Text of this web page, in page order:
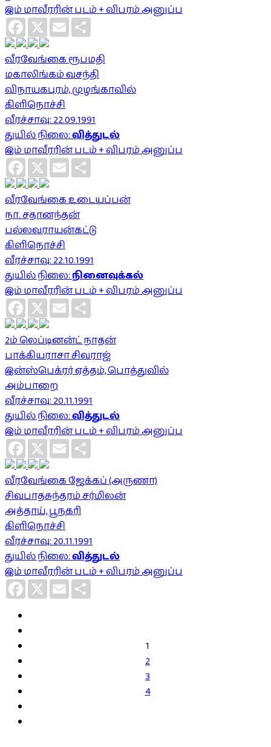
இம் மாவீரரின் படம் + விபரம் அனுப்ப
Facebook
X Email
வீரவேங்கை ரூபமதி
மகாலிங்கம் வசந்தி
விநாயகபுரம், முழங்காவில்
கிளிநொச்சி
வீரச்சாவு: 22.09.1991
துயில் நிலை:வித்துடல்
இம் மாவீரரின் படம் + விபரம் அனுப்ப
Facebook
X Email
வீரவேங்கை உடையப்பன்
நா. சதானந்தன்
பல்லவராயன்கட்டு
கிளிநொச்சி
வீரச்சாவு: 22.10.1991
துயில் நிலை:நினைவுக்கல்
இம் மாவீரரின் படம் + விபரம் அனுப்ப
Facebook
X Email
2ம் லெப்டினன்ட் நாதன்
பாக்கியராசா சிவராஜ்
இன்ஸ்பெக்ரர் ஏத்தம், பொத்துவில்
அம்பாறை
வீரச்சாவு: 20.11.1991
துயில் நிலை:வித்துடல்
இம் மாவீரரின் படம் + விபரம் அனுப்ப
Facebook
X Email
வீரவேங்கை ஜேக்கப் (அருணா)
சிவபாதசுந்தரம் சர்மிலன்
அத்தாய், பூநகரி
கிளிநொச்சி
வீரச்சாவு: 20.11.1991
துயில் நிலை:வித்துடல்
இம் மாவீரரின் படம் + விபரம் அனுப்ப
Facebook
X Email
1
2
3
4